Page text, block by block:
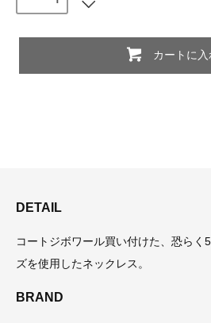
カートに入
DETAIL
コートジボワール買い付けた、恐らく
ズを使用したネックレス。
BRAND